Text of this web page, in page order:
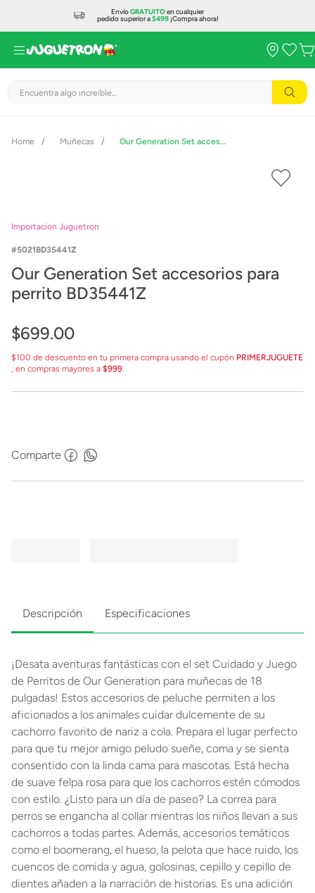
EnvíoGRATUITOen cualquier
pedido superior a$499¡Compra ahora!
Encuentra algo increíble...
Muñecas Our Generation Set accesorios para perrito BD35441Z
Importacion Juguetron
5021BD35441Z
Our Generation Set accesorios para
perrito BD35441Z
$699.00
$100 de descuento en tu primera compra usando el cupón PRIMERJUGUETE
, en compras mayores a $999.
Comparte
Descripción Especificaciones
¡Desata aventuras fantásticas con el set Cuidado y Juego
de Perritos de Our Generation para muñecas de 18
pulgadas! Estos accesorios de peluche permiten a los
aficionados a los animales cuidar dulcemente de su
cachorro favorito de nariz a cola. Prepara el lugar perfecto
para que tu mejor amigo peludo sueñe, coma y se sienta
consentido con la linda cama para mascotas. Está hecha
de suave felpa rosa para que los cachorros estén cómodos
con estilo. ¿Listo para un día de paseo? La correa para
perros se engancha al collar mientras los niños llevan a sus
cachorros a todas partes. Además, accesorios temáticos
como el boomerang, el hueso, la pelota que hace ruido, los
cuencos de comida y agua, golosinas, cepillo y cepillo de
dientes añaden a la narración de historias. Es una adición